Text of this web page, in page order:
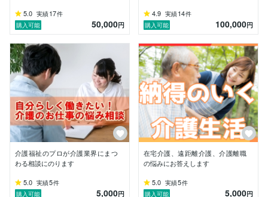
ム、処方薬、市販薬、サプリメント、漢方薬、育毛関係
(男女)、ストレス、栄養、病気全般、精神疾患、メンタ
○住宅関係
新築、中古、リフォーム、リノベーション、外壁塗装、
住宅設備、内装、鍵、扉の交換、住宅改修、引越し、空
調機、オール電化、特殊清掃、遺品整理、生前整理、ウ
ォーターサーバー、給排水、ガス、火災保険、電気
○金融・ビジネス関係
経営、マーケティング、キャッシング、カードローン、
クレジットカード、仮想通貨、生命保険、不動産投資、
投資信託
○法律関係
5.0 実績17件
購入可能
50,000円
4.9 実績14件
購入可能
100,000円
介護福祉のプロが介護業界にまつ
わる相談にのります
5.0 実績5件
購入可能
5,000円
在宅介護、遠距離介護、介護離職
の悩みにお答えします
5.0 実績5件
購入可能
5,000円